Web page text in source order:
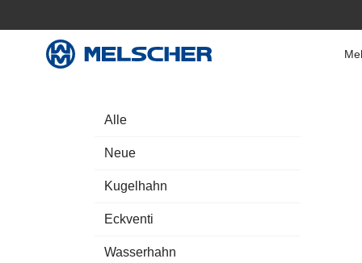
Alle
Neue
Kugelhahn
Eckventi
Wasserhahn